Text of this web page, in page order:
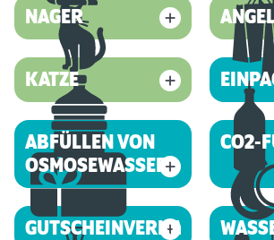
NAGER
KATZE
ABFÜLLEN VON
OSMOSEWASSER
CO2-
GUTSCHEINVERKAUF